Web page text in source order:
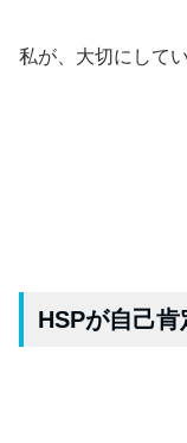
私が、大切にして
HSPが自己